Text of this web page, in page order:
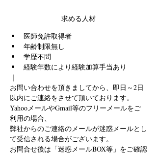
求める人材
医師免許取得者
年齢制限無し
学歴不問
経験年数により経験加算手当あり
｜
お問い合わせを頂きましてから、即日～2日
以内にご連絡をさせて頂いております。
YahooメールやGmail等のフリーメールをご
利用の場合、
弊社からのご連絡のメールが迷惑メールとし
て受信される場合がございます。
お問合せ後は「迷惑メールBOX等」をご確認